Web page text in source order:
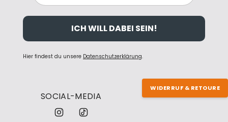
ICH WILL DABEI SEIN!
Hier findest du unsere Datenschutzerklärung.
SOCIAL-MEDIA
WIDERRUF & RETOURE